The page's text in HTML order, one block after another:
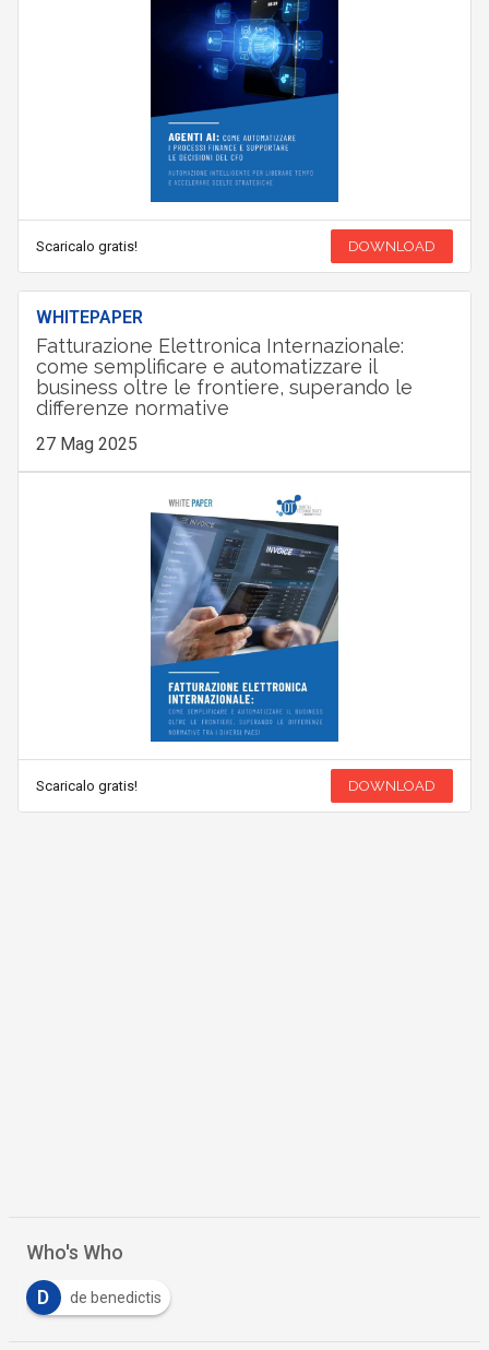
Scaricalo gratis! DOWNLOAD
WHITEPAPER
Fatturazione Elettronica Internazionale:
come semplificare e automatizzare il
business oltre le frontiere, superando le
differenze normative
27 Mag 2025
Scaricalo gratis! DOWNLOAD
Who's Who
D de benedictis